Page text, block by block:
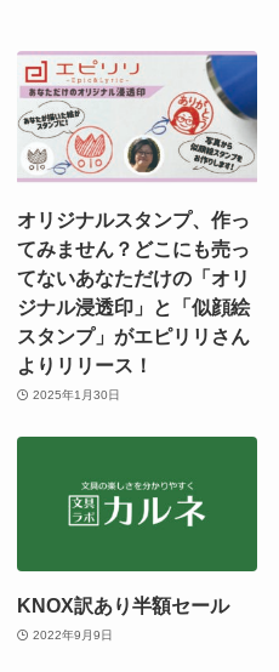
オリジナルスタンプ、作っ
てみません？どこにも売っ
てないあなただけの「オリ
ジナル浸透印」と「似顔絵
スタンプ」がエピリリさん
よりリリース！
2025年1月30日
KNOX訳あり半額セール
2022年9月9日